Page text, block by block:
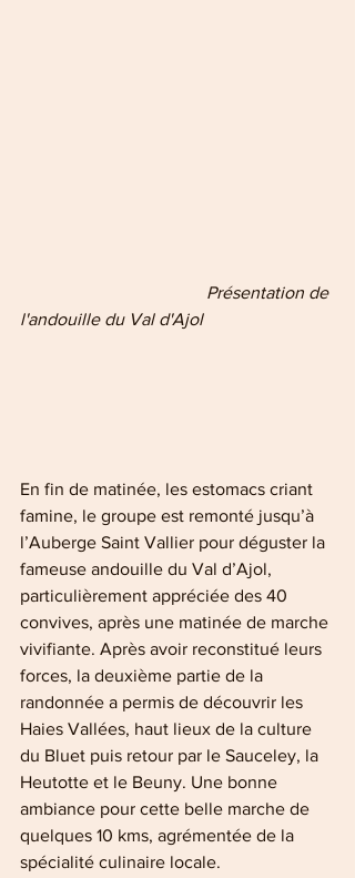
            Présentation de
l'andouille du Val d'Ajol
En fin de matinée, les estomacs criant
famine, le groupe est remonté jusqu’à
l’Auberge Saint Vallier pour déguster la
fameuse andouille du Val d’Ajol,
particulièrement appréciée des 40
convives, après une matinée de marche
vivifiante. Après avoir reconstitué leurs
forces, la deuxième partie de la
randonnée a permis de découvrir les
Haies Vallées, haut lieux de la culture
du Bluet puis retour par le Sauceley, la
Heutotte et le Beuny. Une bonne
ambiance pour cette belle marche de
quelques 10 kms, agrémentée de la
spécialité culinaire locale.